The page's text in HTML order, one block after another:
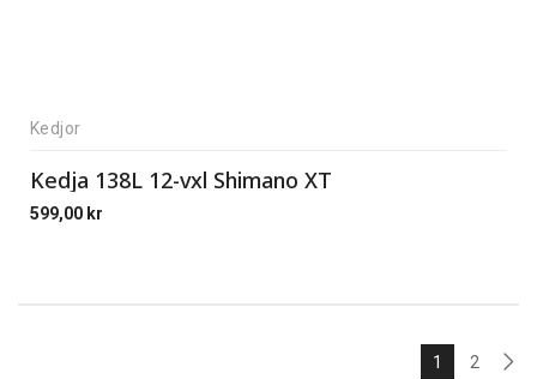
Kedjor
Kedja 138L 12-vxl Shimano XT
599,00 kr
1 2